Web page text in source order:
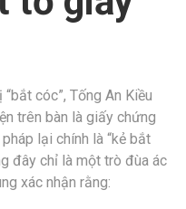
cóc”, Tống An Kiều
trên bàn là giấy chứng
lại chính là “kẻ bắt
đây chỉ là một trò đùa ác
xác nhận rằng: